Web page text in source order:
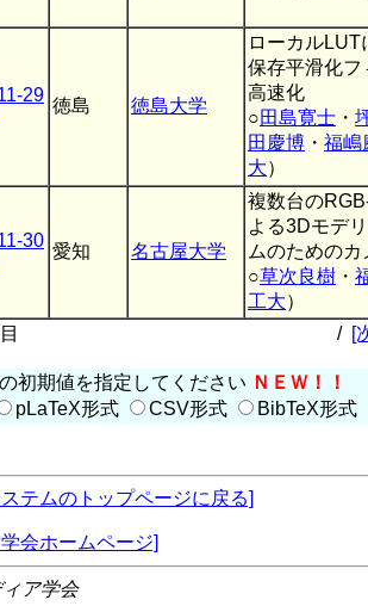
29
徳島 徳島大学
ローカルLUT
保存平滑化フ
高速化
○田島寛士 ・
田慶博 ・ 福嶋
大）
30
愛知 名古屋大学
複数台の
よる3Dモデ
ムのための
○草次良樹 ・
工大）
/ [
初期値を指定してください ＮＥＷ！！
pLaTeX形式 CSV形式 BibTeX形式
テムのトップページに戻る]
会ホームページ]
ア学会